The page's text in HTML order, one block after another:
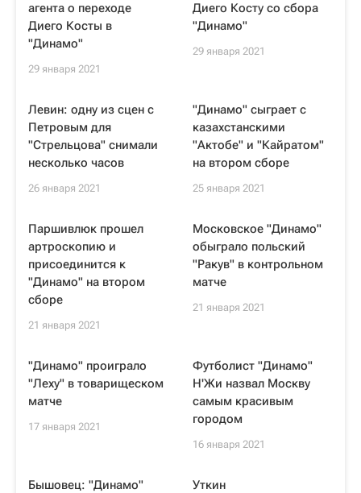
агента о переходе
Диего Косты в
"Динамо"
29 января 2021
Диего Косту со сбора
"Динамо"
29 января 2021
Левин: одну из сцен с
Петровым для
"Стрельцова" снимали
несколько часов
26 января 2021
"Динамо" сыграет с
казахстанскими
"Актобе" и "Кайратом"
на втором сборе
25 января 2021
Паршивлюк прошел
артроскопию и
присоединится к
"Динамо" на втором
сборе
21 января 2021
Московское "Динамо"
обыграло польский
"Ракув" в контрольном
матче
21 января 2021
"Динамо" проиграло
"Леху" в товарищеском
матче
17 января 2021
Футболист "Динамо"
Н'Жи назвал Москву
самым красивым
городом
16 января 2021
Бышовец: "Динамо"
Уткин